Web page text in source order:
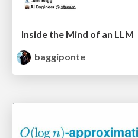
Inside the Mind of an LLM
baggiponte